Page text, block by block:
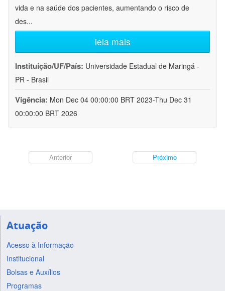
vida e na saúde dos pacientes, aumentando o risco de
des...
leia mais
Instituição/UF/País: Universidade Estadual de Maringá -
PR - Brasil
Vigência: Mon Dec 04 00:00:00 BRT 2023-Thu Dec 31
00:00:00 BRT 2026
Anterior Próximo
Atuação
Acesso à Informação
Institucional
Bolsas e Auxílios
Programas